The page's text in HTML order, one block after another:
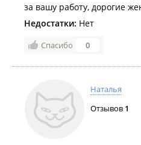
за вашу работу, дорогие
Недостатки: Нет
Спасибо 0
Наталья
Отзывов 1